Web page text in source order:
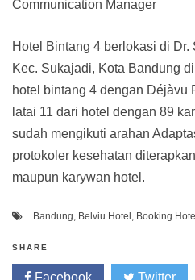
Communication Manager
Hotel Bintang 4 berlokasi di Dr.
Kec. Sukajadi, Kota Bandung
hotel bintang 4 dengan Déjàvu
latai 11 dari hotel dengan 89
sudah mengikuti arahan
protokoler kesehatan
maupun karywan hotel.
Bandung, Belviu Hotel , Booking Hotel
SHARE
Facebook Twitter